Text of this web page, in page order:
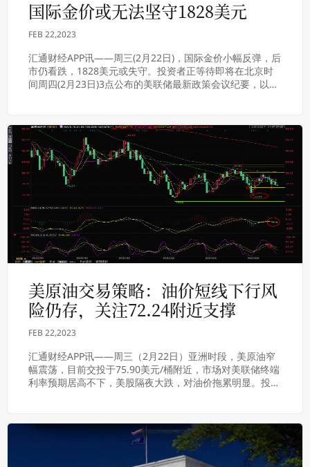
国际金价或无法坚守1828美元
FEB 22,2023
汇通财经APP讯——周三(2月22日)，国际金价小幅反弹，后
市仍看跌，1828美元或失守。投资者正等待即将在北京时
间周四(2月23日)3点公布的美联储最新政策会议纪要，以评
美原油交易策略：油价短线下行风
险仍存，关注72.24附近支撑
FEB 22,2023
汇通财经APP讯——周三（2月22日）亚洲时段，美原油窄
幅震荡，目前交投于75.90美元/桶附近，市场对美联储终端
利率预期居高不下，美股隔夜大跌，对油价拖累明显。投资